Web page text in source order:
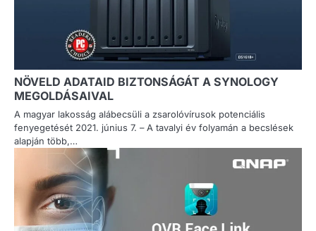
NÖVELD ADATAID BIZTONSÁGÁT A SYNOLOGY
MEGOLDÁSAIVAL
A magyar lakosság alábecsüli a zsarolóvírusok potenciális
fenyegetését 2021. június 7. – A tavalyi év folyamán a becslések
alapján több,…